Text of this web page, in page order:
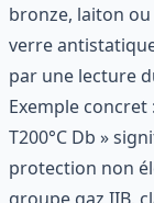
bronze, laiton
verre
par une lecture
Exemple concret
T200°C Db »
protection non